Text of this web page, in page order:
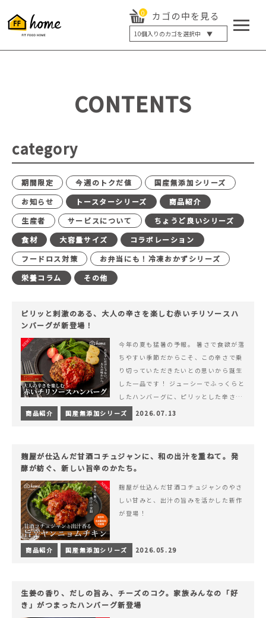
0 カゴの中を見る
10個入りのカゴを選択中 ▼
5個入り
20個入り
最大12%OFF
CONTENTS
category
期間限定 今週のトクだ値
国産無添加シリーズ
お知らせ
トースターシリーズ
商品紹介
生産者
サービスについて
ちょうど良いシリーズ
食材
大容量サイズ
コラボレーション
フードロス対策
お弁当にも！冷凍おかずシリーズ
栄養コラム
その他
ピリッと刺激のある、大人の辛さを楽しむ赤いチリソースハ
ンバーグが新登場！
今年の夏も猛暑の予報。 暑さで食欲が落
ちやすい季節だからこそ、この辛さで乗
り切っていただきたいとの思いから誕生
した一品です！ ジューシーでふっくらと
したハンバーグに、ピリッとした辛さと
コク深い旨みが楽しめる特製チリソース
&hellip; 続きを読む ピリッと刺激のあ
商品紹介 国産無添加シリーズ 2026.07.13
麹屋が仕込んだ甘酒コチュジャンに、和の出汁を重ねて。発
酵が紡ぐ、新しい旨辛のかたち。
麹屋が仕込んだ甘酒コチュジャンのやさ
しい甘みと、出汁の旨みを活かした新作
が登場！
商品紹介 国産無添加シリーズ 2026.05.29
生姜の香り、だしの旨み、チーズのコク。家族みんなの「好
き」がつまったハンバーグ新登場